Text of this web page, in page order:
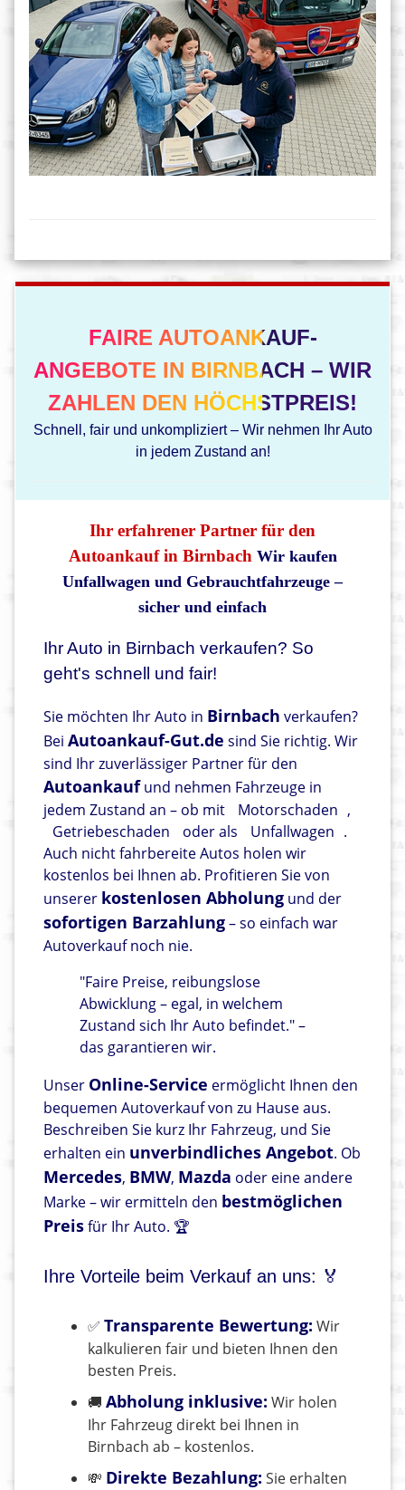
FAIRE AUTOANKAUF-
ANGEBOTE IN BIRNBACH – WIR
ZAHLEN DEN HÖCHSTPREIS!
Schnell, fair und unkompliziert – Wir nehmen Ihr Auto
in jedem Zustand an!
Ihr erfahrener Partner für den
Autoankauf in Birnbach Wir kaufen
Unfallwagen und Gebrauchtfahrzeuge –
sicher und einfach
Ihr Auto in Birnbach verkaufen? So
geht's schnell und fair!
Sie möchten Ihr Auto in Birnbach verkaufen?
Bei Autoankauf-Gut.de sind Sie richtig. Wir
sind Ihr zuverlässiger Partner für den
Autoankaufund nehmen Fahrzeuge in
jedem Zustand an – ob mit
Motorschaden ,
Getriebeschaden
oder als Unfallwagen .
Auch nicht fahrbereite Autos holen wir
kostenlos bei Ihnen ab. Profitieren Sie von
unserer kostenlosen Abholung und der
sofortigen Barzahlung– so einfach war
Autoverkauf noch nie.
"Faire Preise, reibungslose
Abwicklung – egal, in welchem
Zustand sich Ihr Auto befindet." –
das garantieren wir.
Unser Online-Service ermöglicht Ihnen den
bequemen Autoverkauf von zu Hause aus.
Beschreiben Sie kurz Ihr Fahrzeug, und Sie
erhalten ein unverbindliches Angebot. Ob
Mercedes, BMW, Mazda oder eine andere
Marke – wir ermitteln den bestmöglichen
Preisfür Ihr Auto. 🏆
Ihre Vorteile beim Verkauf an uns: 🏅
✅ Transparente Bewertung: Wir
kalkulieren fair und bieten Ihnen den
besten Preis.
🚚 Abholung inklusive: Wir holen
Ihr Fahrzeug direkt bei Ihnen in
Birnbach ab – kostenlos.
💸 Direkte Bezahlung: Sie erhalten